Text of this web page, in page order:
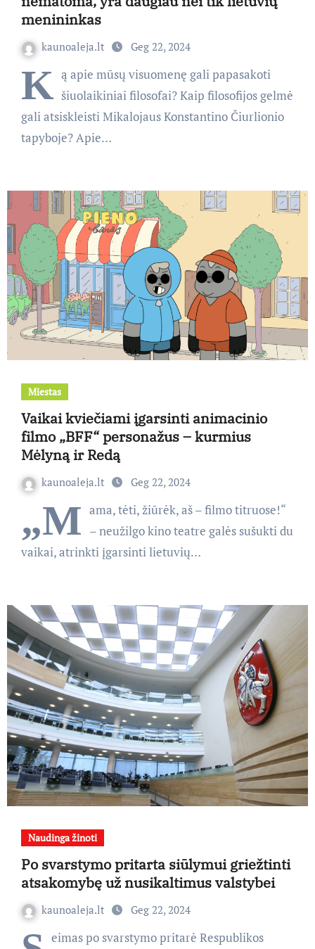
menininkas
kaunoaleja.lt Geg 22, 2024
K ą apie mūsų visuomenę gali papasakoti
šiuolaikiniai filosofai? Kaip filosofijos gelmė
gali atsiskleisti Mikalojaus Konstantino Čiurlionio
tapyboje? Apie…
Miestas
Vaikai kviečiami įgarsinti animacinio
filmo „BFF“ personažus – kurmius
Mėlyną ir Redą
kaunoaleja.lt Geg 22, 2024
„M ama, tėti, žiūrėk, aš – filmo titruose!“
– neužilgo kino teatre galės sušukti du
vaikai, atrinkti įgarsinti lietuvių…
Naudinga žinoti
Po svarstymo pritarta siūlymui griežtinti
atsakomybę už nusikaltimus valstybei
kaunoaleja.lt Geg 22, 2024
eimas po svarstymo pritarė Respublikos